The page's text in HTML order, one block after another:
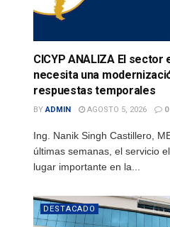
CICYP ANALIZA El
necesita una
respuestas temporales
BY ADMIN AGOSTO 5, 2026 0
Ing. Nanik Singh Castillero,
últimas semanas, el servicio
lugar importante en la...
DESTACADO